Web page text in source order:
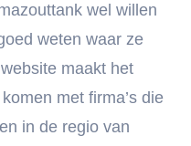
wel willen
weten waar ze
maakt het
met firma’s die
in de regio van